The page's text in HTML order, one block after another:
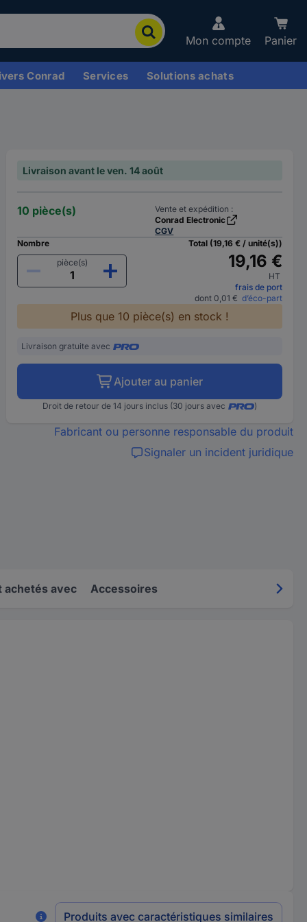
Mon compte Panier
Conrad Services Solutions achats
Livraison avant le ven. 14 août
10 pièce(s)
Vente et expédition :
Conrad Electronic
CGV
Nombre
pièce(s)
Total (19,16 € / unité(s))
19,16 €
HT
frais de port
dont 0,01 € d’éco-part
Plus que 10 pièce(s) en stock !
Livraison gratuite avec
Ajouter au panier
Droit de retour de 14 jours inclus (30 jours avec )
Fabricant ou personne responsable du produit
Signaler un incident juridique
achetés avec Accessoires
Produits avec caractéristiques similaires